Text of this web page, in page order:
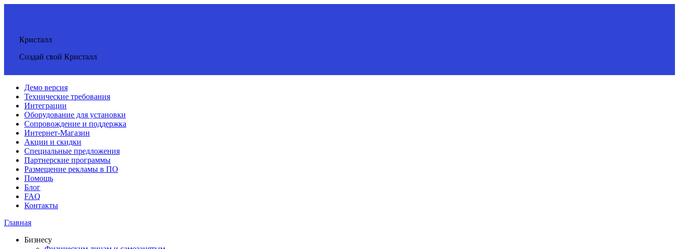
Кристалл
Создай свой Кристалл
Демо версия
Технические требования
Интеграции
Оборудование для установки
Сопровождение и поддержка
Интернет-Магазин
Акции и скидки
Специальные предложения
Партнерские программы
Размещение рекламы в ПО
Помощь
Блог
FAQ
Контакты
Главная
Бизнесу